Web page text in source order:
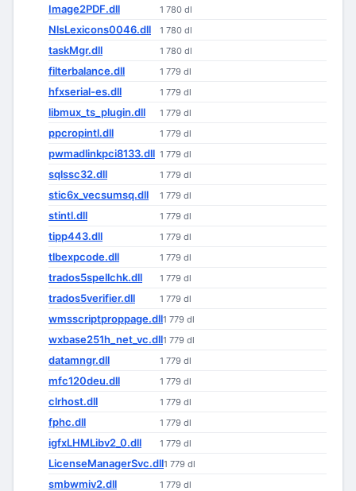
Image2PDF.dll 1 780 dl
NlsLexicons0046.dll 1 780 dl
taskMgr.dll 1 780 dl
filterbalance.dll 1 779 dl
hfxserial-es.dll 1 779 dl
libmux_ts_plugin.dll 1 779 dl
ppcropintl.dll 1 779 dl
pwmadlinkpci8133.dll 1 779 dl
sqlssc32.dll 1 779 dl
stic6x_vecsumsq.dll 1 779 dl
stintl.dll 1 779 dl
tipp443.dll 1 779 dl
tlbexpcode.dll 1 779 dl
trados5spellchk.dll 1 779 dl
trados5verifier.dll 1 779 dl
wmsscriptproppage.dll1 779 dl
wxbase251h_net_vc.dll1 779 dl
datamngr.dll 1 779 dl
mfc120deu.dll 1 779 dl
clrhost.dll 1 779 dl
fphc.dll 1 779 dl
igfxLHMLibv2_0.dll 1 779 dl
LicenseManagerSvc.dll1 779 dl
smbwmiv2.dll 1 779 dl